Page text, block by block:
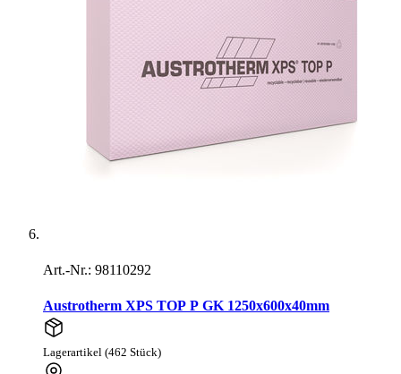
Art.-Nr.: 98110292
Austrotherm XPS TOP P GK 1250x600x40mm
Lagerartikel (462 Stück)